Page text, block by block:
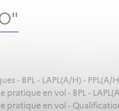
- BPL - LAPL(A/H) - PPL(A/
en vol - BPL -
pratique en vol -